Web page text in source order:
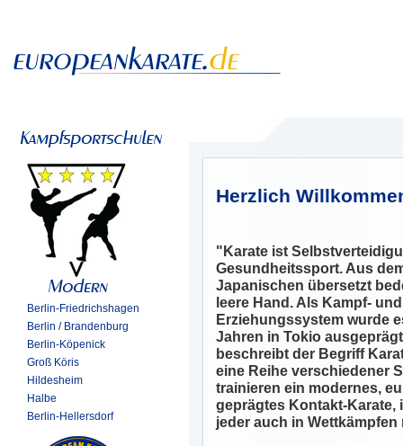
Berlin-Friedrichshagen
Berlin / Brandenburg
Berlin-Köpenick
Groß Köris
Hildesheim
Halbe
Berlin-Hellersdorf
Herzlich
"Karate ist
Gesundheitssport. Aus
Japanischen übersetzt
leere Hand. Als Kampf- und
Erziehungssystem wurde
Jahren in Tokio
beschreibt der Begriff
eine Reihe verschiedener
trainieren ein modernes,
geprägtes Kontakt-Karate,
jeder auch in